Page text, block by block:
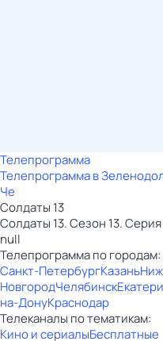
Телепрограмма
Телепрограмма в
Че
Солдаты 13
Солдаты 13. Сезон 13.
null
Телепрограмма по городам:
Санкт-ПетербургКазань
НовгородЧелябинск
на-ДонуКраснодар
Телеканалы по тематикам:
Кино и сериалыБесплатные